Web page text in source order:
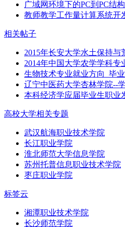
广域网环境下的PC到PC结
教师教学工作量计算系统开
相关帖子
2015年长安大学水土保持
2014年中国大学农学学科专
生物技术专业就业方向_毕
辽宁中医药大学杏林学院--
本科经济学应届毕业生职业
高校大学相关专题
武汉航海职业技术学院
长江职业学院
淮北师范大学信息学院
苏州托普信息职业技术学院
枣庄职业学院
标签云
湘潭职业技术学院
长沙师范学院